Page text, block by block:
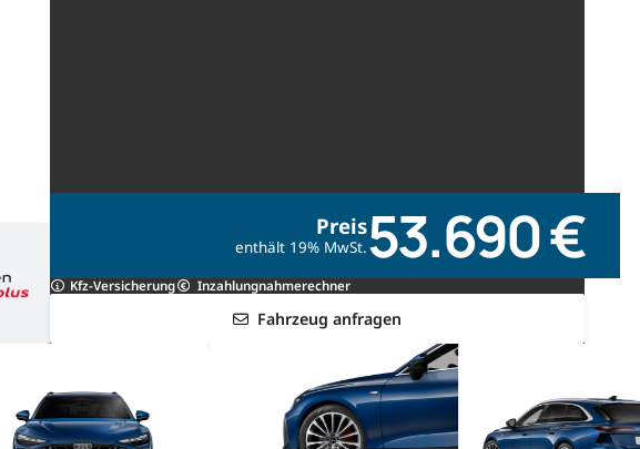
Preis
enthält 19% MwSt.53.690 €
Kfz-Versicherung Inzahlungnahmerechner
Fahrzeug anfragen